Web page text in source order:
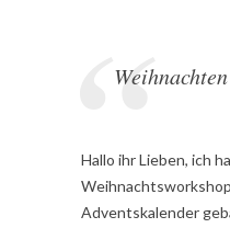
Hallo ihr Lieben, ich
Adventskalender